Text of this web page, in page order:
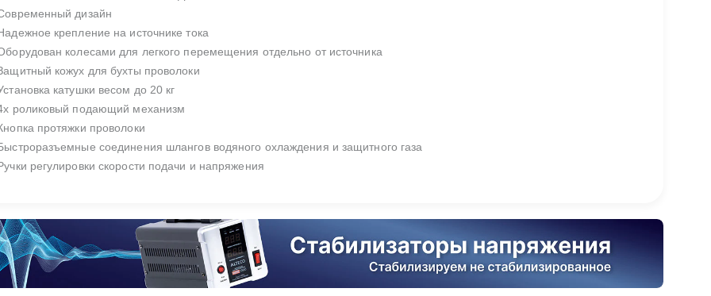
дизайн
крепление на источнике тока
колесами для легкого перемещения отдельно от источника
кожух для бухты проволоки
катушки весом до 20 кг
роликовый подающий механизм
протяжки проволоки
соединения шлангов водяного охлаждения и защитного газа
регулировки скорости подачи и напряжения